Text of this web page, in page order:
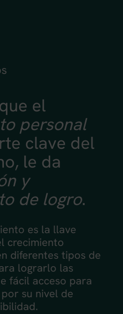
el
personal
clave del
le da
y
de logro.
es la llave
crecimiento
diferentes tipos de
lograrlo las
fácil acceso para
su nivel de